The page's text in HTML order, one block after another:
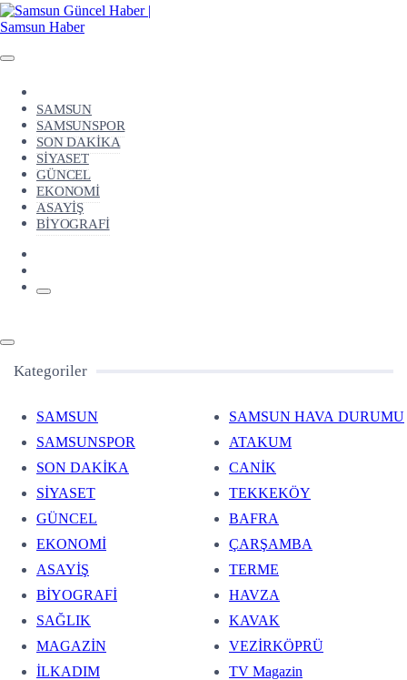
SAMSUN
SAMSUNSPOR
SON DAKİKA
SİYASET
GÜNCEL
EKONOMİ
ASAYİŞ
BİYOGRAFİ
Kategoriler
SAMSUN
SAMSUNSPOR
SON DAKİKA
SİYASET
GÜNCEL
EKONOMİ
ASAYİŞ
BİYOGRAFİ
SAĞLIK
MAGAZİN
İLKADIM
SAMSUN HAVA DURUMU
ATAKUM
CANİK
TEKKEKÖY
BAFRA
ÇARŞAMBA
TERME
HAVZA
KAVAK
VEZİRKÖPRÜ
TV Magazin